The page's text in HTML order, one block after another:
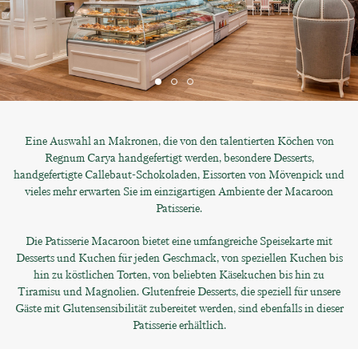
Eine Auswahl an Makronen, die von den talentierten Köchen von
Regnum Carya handgefertigt werden, besondere Desserts,
handgefertigte Callebaut-Schokoladen, Eissorten von Mövenpick und
vieles mehr erwarten Sie im einzigartigen Ambiente der Macaroon
Patisserie.
Die Patisserie Macaroon bietet eine umfangreiche Speisekarte mit
Desserts und Kuchen für jeden Geschmack, von speziellen Kuchen bis
hin zu köstlichen Torten, von beliebten Käsekuchen bis hin zu
Tiramisu und Magnolien. Glutenfreie Desserts, die speziell für unsere
Gäste mit Glutensensibilität zubereitet werden, sind ebenfalls in dieser
Patisserie erhältlich.